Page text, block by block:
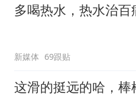
多喝热水，热水治百
新媒体 69跟贴
这滑的挺远的哈，棒